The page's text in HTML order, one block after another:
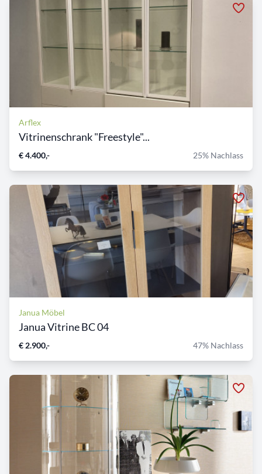
Arflex
Vitrinenschrank "Freestyle"...
€ 4.400,- 25% Nachlass
Janua Möbel
Janua Vitrine BC 04
€ 2.900,- 47% Nachlass